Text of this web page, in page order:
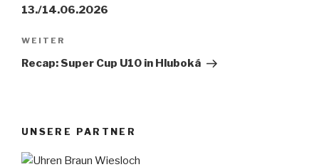
13./14.06.2026
Nächster
Beitrag
WEITER
Recap: Super Cup U10 in Hluboká
UNSERE PARTNER